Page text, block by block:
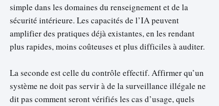
simple dans les domaines du renseignement et de la
sécurité intérieure. Les capacités de l’IA peuvent
amplifier des pratiques déjà existantes, en les rendant
plus rapides, moins coûteuses et plus difficiles à auditer.
La seconde est celle du contrôle effectif. Affirmer qu’un
système ne doit pas servir à de la surveillance illégale ne
dit pas comment seront vérifiés les cas d’usage, quels